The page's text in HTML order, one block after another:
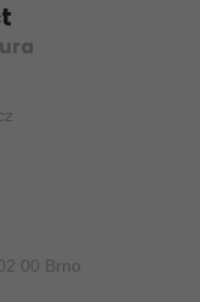
00 Brno